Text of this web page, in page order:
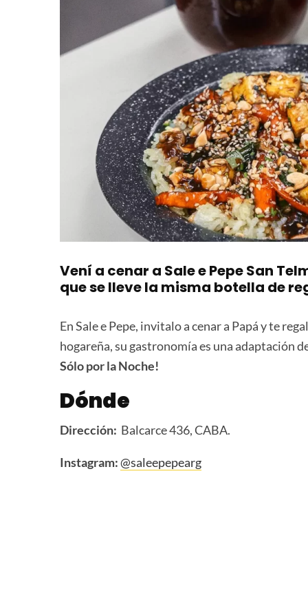
Vení a cenar a Sale e Pepe San
que se lleve la misma botella de
En Sale e Pepe, invitalo a cenar a Papá y te
hogareña, su gastronomía es una adaptación
Sólo por la Noche!
Dónde
Dirección: Balcarce 436, CABA.
Instagram:@saleepepearg